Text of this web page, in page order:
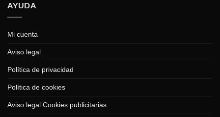
AYUDA
Mi cuenta
Aviso legal
Política de privacidad
Política de cookies
Aviso legal Cookies publicitarias